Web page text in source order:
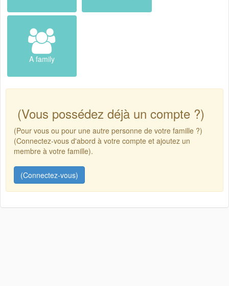
A family
(Vous possédez déjà un compte ?)
(Pour vous ou pour une autre personne de votre famille ?)
(Connectez-vous d'abord à votre compte et ajoutez un
membre à votre famille).
(Connectez-vous)